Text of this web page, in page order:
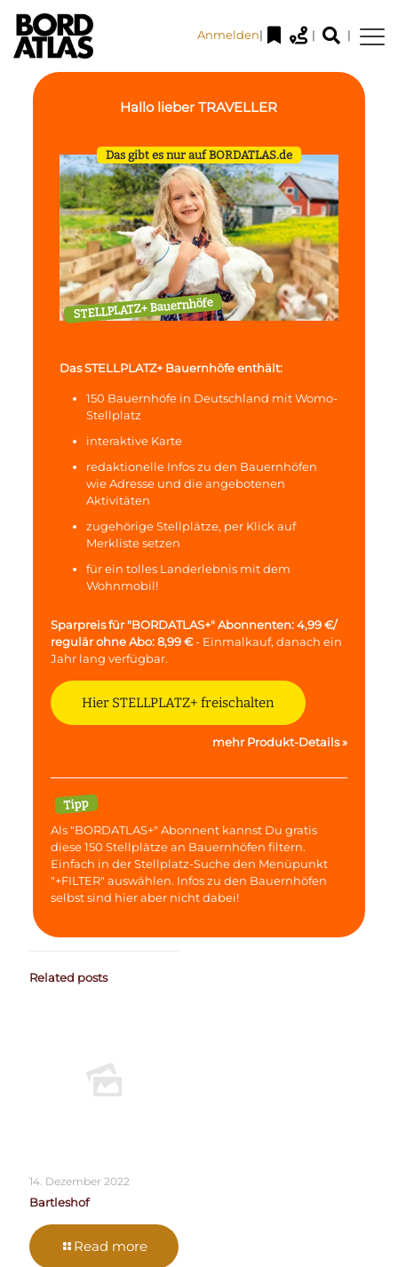
Anmelden| | |
Hallo lieber TRAVELLER
Das gibt es nur auf BORDATLAS.de
STELLPLATZ+ Bauernhöfe
Das STELLPLATZ+ Bauernhöfe enthält:
150 Bauernhöfe in Deutschland mit Womo-
Stellplatz
interaktive Karte
redaktionelle Infos zu den Bauernhöfen
wie Adresse und die angebotenen
Aktivitäten
zugehörige Stellplätze, per Klick auf
Merkliste setzen
für ein tolles Landerlebnis mit dem
Wohnmobil!
Sparpreis für "BORDATLAS+" Abonnenten: 4,99 €/
regulär ohne Abo: 8,99 €- Einmalkauf, danach ein
Jahr lang verfügbar.
Hier STELLPLATZ+ freischalten
mehr Produkt-Details »
Tipp
Als "BORDATLAS+" Abonnent kannst Du gratis
diese 150 Stellplätze an Bauernhöfen filtern.
Einfach in der Stellplatz-Suche den Menüpunkt
"+FILTER" auswählen. Infos zu den Bauernhöfen
selbst sind hier aber nicht dabei!
Related posts
14. Dezember 2022
Bartleshof
Read more